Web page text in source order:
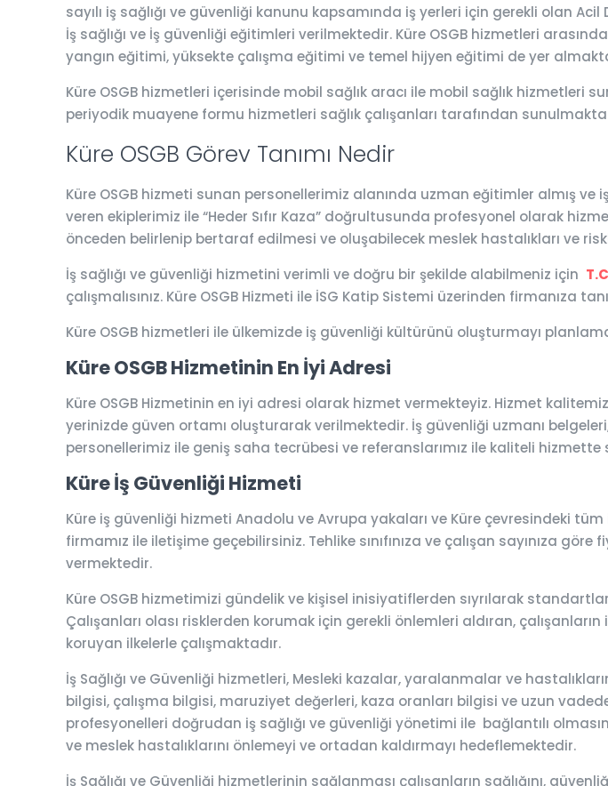
sayılı iş sağlığı ve güvenliği kanunu kapsamında iş yerleri için gerekli olan
İş sağlığı ve İş güvenliği eğitimleri verilmektedir. Küre OSGB hizmetleri
yangın eğitimi, yüksekte çalışma eğitimi ve temel hijyen eğitimi de yer
Küre OSGB hizmetleri içerisinde mobil sağlık aracı ile mobil sağlık hizmetleri
periyodik muayene formu hizmetleri sağlık çalışanları tarafından
Küre OSGB Görev Tanımı Nedir
Küre OSGB hizmeti sunan personellerimiz alanında uzman eğitimler almış
veren ekiplerimiz ile “Heder Sıfır Kaza” doğrultusunda profesyonel olarak
önceden belirlenip bertaraf edilmesi ve oluşabilecek meslek hastalıkları ve
İş sağlığı ve güvenliği hizmetini verimli ve doğru bir şekilde alabilmeniz için
çalışmalısınız. Küre OSGB Hizmeti ile İSG Katip Sistemi üzerinden
Küre OSGB hizmetleri ile ülkemizde iş güvenliği kültürünü oluşturmayı
Küre OSGB Hizmetinin En İyi Adresi
Küre OSGB Hizmetinin en iyi adresi olarak hizmet vermekteyiz. Hizmet
yerinizde güven ortamı oluşturarak verilmektedir. İş güvenliği uzmanı
personellerimiz ile geniş saha tecrübesi ve referanslarımız ile kaliteli hizmette
Küre İş Güvenliği Hizmeti
Küre iş güvenliği hizmeti Anadolu ve Avrupa yakaları ve Küre çevresindeki
firmamız ile iletişime geçebilirsiniz. Tehlike sınıfınıza ve çalışan sayınıza
vermektedir.
Küre OSGB hizmetimizi gündelik ve kişisel inisiyatiflerden sıyrılarak
Çalışanları olası risklerden korumak için gerekli önlemleri aldıran,
koruyan ilkelerle çalışmaktadır.
İş Sağlığı ve Güvenliği hizmetleri, Mesleki kazalar, yaralanmalar ve
bilgisi, çalışma bilgisi, maruziyet değerleri, kaza oranları bilgisi ve uzun
profesyonelleri doğrudan iş sağlığı ve güvenliği yönetimi ile bağlantılı
ve meslek hastalıklarını önlemeyi ve ortadan kaldırmayı hedeflemektedir.
İş Sağlığı ve Güvenliği hizmetlerinin sağlanması çalışanların sağlığını,